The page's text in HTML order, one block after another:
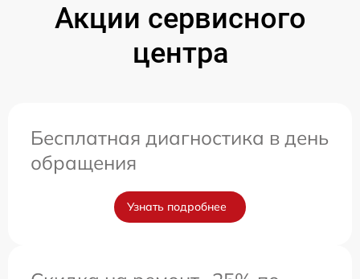
Акции сервисного
центра
Бесплатная диагностика в день
обращения
Узнать подробнее